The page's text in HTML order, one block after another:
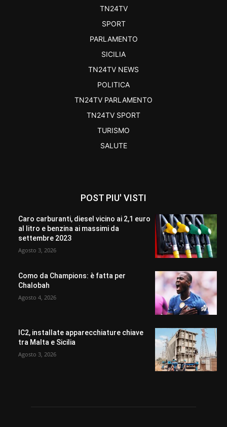
TN24TV
SPORT
PARLAMENTO
SICILIA
TN24TV NEWS
POLITICA
TN24TV PARLAMENTO
TN24TV SPORT
TURISMO
SALUTE
POST PIU' VISTI
Caro carburanti, diesel vicino ai 2,1 euro
al litro e benzina ai massimi da
settembre 2023
Agosto 3, 2026
Como da Champions: è fatta per
Chalobah
Agosto 4, 2026
IC2, installate apparecchiature chiave
tra Malta e Sicilia
Agosto 3, 2026